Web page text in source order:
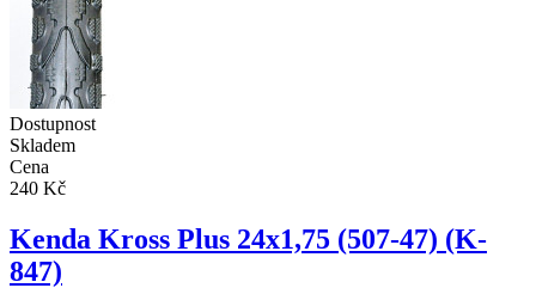
Dostupnost
Skladem
Cena
240 Kč
Kenda Kross Plus 24x1,75 (507-47) (K-
847)